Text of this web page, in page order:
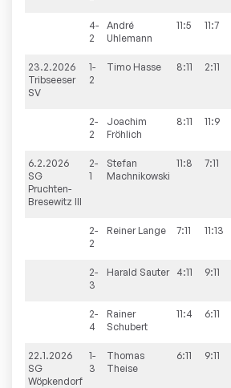
4-
2
André
Uhlemann
11:5 11:7
23.2.2026
Tribseeser
SV
1-
2
Timo Hasse 8:11 2:11
2-
2
Joachim
Fröhlich
8:11 11:9
6.2.2026
SG
Pruchten-
Bresewitz III
2-
1
Stefan
Machnikowski
11:8 7:11
2-
2
Reiner Lange 7:11 11:13
2-
3
Harald Sauter 4:11 9:11
2-
4
Rainer
Schubert
11:4 6:11
22.1.2026
SG
Wöpkendorf
1-
3
Thomas
Theise
6:11 9:11